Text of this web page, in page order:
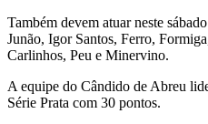
Também devem atuar neste
Junão, Igor Santos, Ferro,
Carlinhos, Peu e Minervino.
A equipe do Cândido de Abreu
Série Prata com 30 pontos.